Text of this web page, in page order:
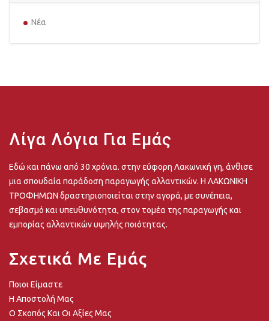
Νέα
Λίγα Λόγια Για Εμάς
Εδώ και πάνω από 30 χρόνια. στην εύφορη Λακωνική γη, άνθισε
μια σπουδαία παράδοση παραγωγής αλλαντικών. Η ΛΑΚΩΝΙΚΗ
ΤΡΟΦΗΜΩΝ δραστηριοποιείται στην αγορά, με συνέπεια,
σεβασμό και υπευθυνότητα, στον τομέα της παραγωγής και
εμπορίας αλλαντικών υψηλής ποιότητας.
Σχετικά Με Εμάς
Ποιοι Είμαστε
Η Αποστολή Μας
Ο Σκοπός Και Οι Αξίες Μας